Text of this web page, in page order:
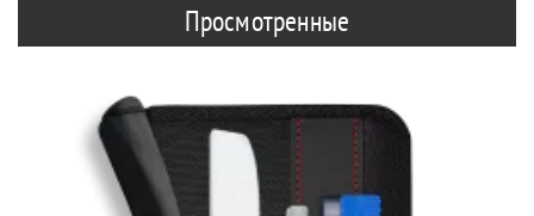
Просмотренные